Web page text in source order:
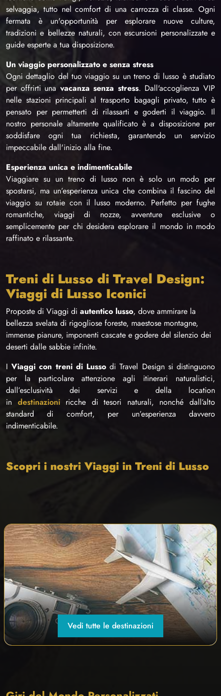
selvaggia, tutto nel comfort di una carrozza di classe. Ogni
fermata è un'opportunità per esplorare nuove culture,
tradizioni e bellezze naturali, con escursioni personalizzate e
guide esperte a tua disposizione.
Un viaggio personalizzato e senza stress
Ogni dettaglio del tuo viaggio su un treno di lusso è studiato
per offrirti una vacanza senza stress. Dall'accoglienza VIP
nelle stazioni principali al trasporto bagagli privato, tutto è
pensato per permetterti di rilassarti e goderti il viaggio. Il
nostro personale altamente qualificato è a disposizione per
soddisfare ogni tua richiesta, garantendo un servizio
impeccabile dall'inizio alla fine.
Esperienza unica e indimenticabile
Viaggiare su un treno di lusso non è solo un modo per
spostarsi, ma un’esperienza unica che combina il fascino del
viaggio su rotaie con il lusso moderno. Perfetto per fughe
romantiche, viaggi di nozze, avventure esclusive o
semplicemente per chi desidera esplorare il mondo in modo
raffinato e rilassante.
Treni di Lusso di Travel Design:
Viaggi di Lusso Iconici
Proposte di Viaggi di autentico lusso, dove ammirare la
bellezza svelata di rigogliose foreste, maestose montagne,
immense pianure, imponenti cascate e godere del silenzio dei
deserti dalle sabbie infinite.
IViaggi con treni di Lusso di Travel Design si distinguono
per la particolare attenzione agli itinerari naturalistici,
dall’esclusività dei servizi e della location
in destinazioniricche di tesori naturali, nonché dall’alto
standard di comfort, per un’esperienza davvero
indimenticabile.
Scopri i nostri Viaggi in Treni di Lusso
Vedi tutte le destinazioni